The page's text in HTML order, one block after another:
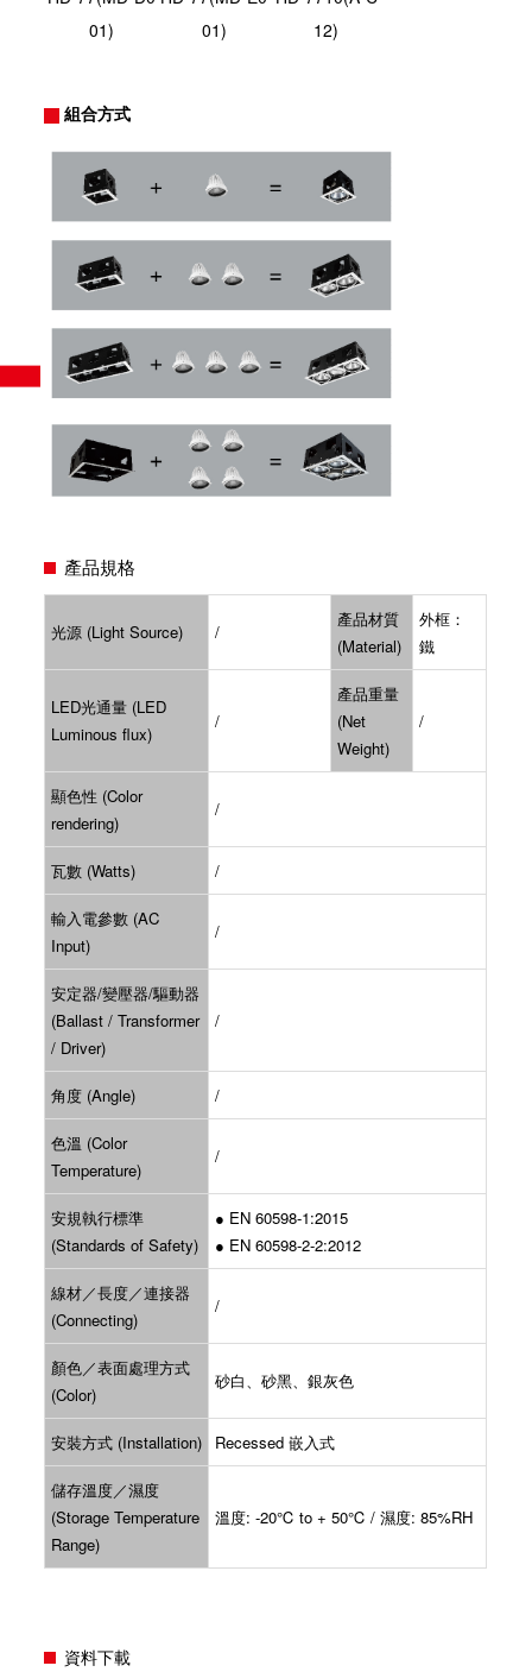
01)
01)
12)
組合方式
產品規格
光源 (Light Source) /
產品材質
(Material)
外框：
鐵
LED光通量 (LED
Luminous flux)
/
產品重量
(Net
Weight)
/
顯色性 (Color
rendering)
/
瓦數 (Watts) /
輸入電參數 (AC
Input)
/
安定器/變壓器/驅動器
(Ballast / Transformer
/ Driver)
/
角度 (Angle) /
色溫 (Color
Temperature)
/
安規執行標準
(Standards of Safety)
● EN 60598-1:2015
● EN 60598-2-2:2012
線材／長度／連接器
(Connecting)
/
顏色／表面處理方式
(Color)
砂白、砂黑、銀灰色
安裝方式 (Installation) Recessed 嵌入式
儲存溫度／濕度
(Storage Temperature
Range)
溫度: -20℃ to + 50℃ / 濕度: 85%RH
資料下載